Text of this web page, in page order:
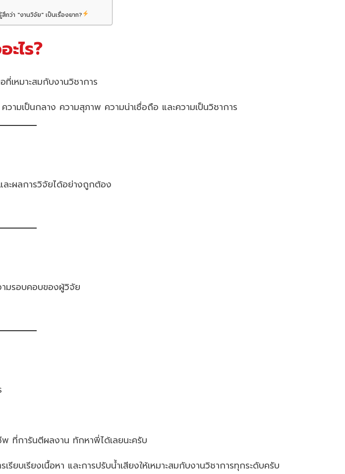
กว่า "งานวิจัย" เป็นเรื่องยาก?
ไร?
ที่เหมาะสมกับงานวิชาการ
มเป็นกลาง ความสุภาพ ความน่าเชื่อถือ และความเป็นวิชาการ
ละผลการวิจัยได้อย่างถูกต้อง
ามรอบคอบของผู้วิจัย
ที่การันตีผลงาน ทักหาพี่ได้เลยนะครับ
บเรียงเนื้อหา และการปรับน้ำเสียงให้เหมาะสมกับงานวิชาการทุกระดับครับ